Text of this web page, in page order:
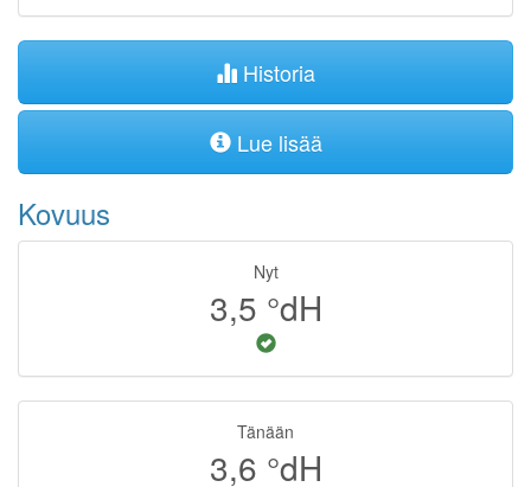
Historia
Lue lisää
Kovuus
Nyt
3,5 °dH
Tänään
3,6 °dH